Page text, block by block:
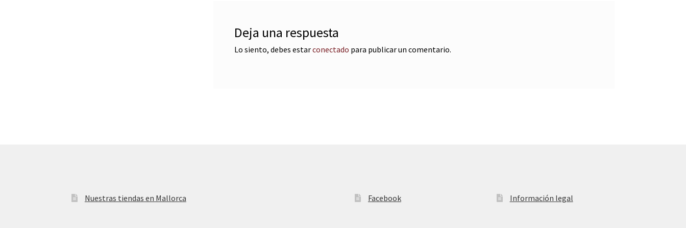
Deja una respuesta
Lo siento, debes estarconectado para publicar un comentario.
Nuestras tiendas en Mallorca Facebook Información legal